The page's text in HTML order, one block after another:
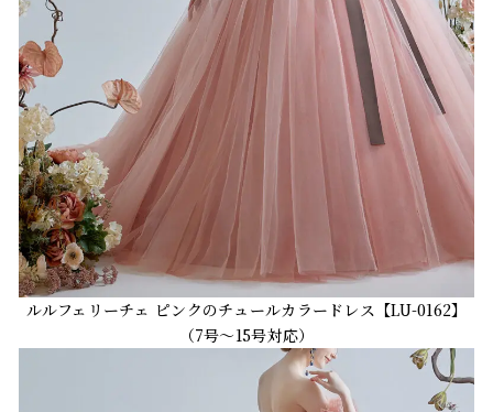
ルルフェリーチェ ピンクのチュールカラードレス【LU-0162】
（7号～15号対応）